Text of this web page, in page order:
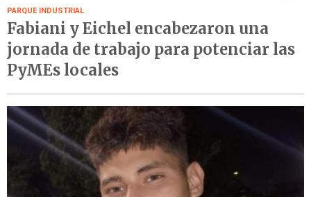
PARQUE INDUSTRIAL
Fabiani y Eichel encabezaron una
jornada de trabajo para potenciar las
PyMEs locales